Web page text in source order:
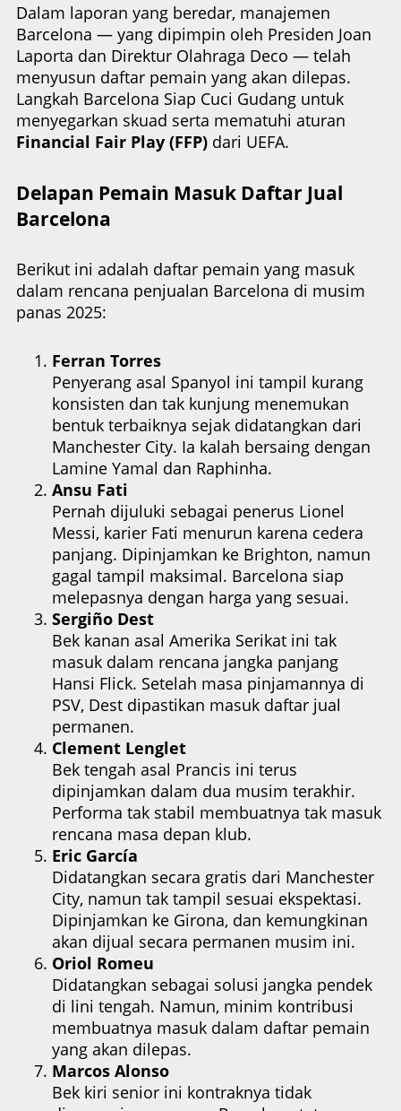
Dalam laporan yang beredar, manajemen
Barcelona — yang dipimpin oleh Presiden Joan
Laporta dan Direktur Olahraga Deco — telah
menyusun daftar pemain yang akan dilepas.
Langkah Barcelona Siap Cuci Gudang untuk
menyegarkan skuad serta mematuhi aturan
Financial Fair Play (FFP) dari UEFA.
Delapan Pemain Masuk Daftar Jual
Barcelona
Berikut ini adalah daftar pemain yang masuk
dalam rencana penjualan Barcelona di musim
panas 2025:
Ferran Torres
Penyerang asal Spanyol ini tampil kurang
konsisten dan tak kunjung menemukan
bentuk terbaiknya sejak didatangkan dari
Manchester City. Ia kalah bersaing dengan
Lamine Yamal dan Raphinha.
Ansu Fati
Pernah dijuluki sebagai penerus Lionel
Messi, karier Fati menurun karena cedera
panjang. Dipinjamkan ke Brighton, namun
gagal tampil maksimal. Barcelona siap
melepasnya dengan harga yang sesuai.
Sergiño Dest
Bek kanan asal Amerika Serikat ini tak
masuk dalam rencana jangka panjang
Hansi Flick. Setelah masa pinjamannya di
PSV, Dest dipastikan masuk daftar jual
permanen.
Clement Lenglet
Bek tengah asal Prancis ini terus
dipinjamkan dalam dua musim terakhir.
Performa tak stabil membuatnya tak masuk
rencana masa depan klub.
Eric García
Didatangkan secara gratis dari Manchester
City, namun tak tampil sesuai ekspektasi.
Dipinjamkan ke Girona, dan kemungkinan
akan dijual secara permanen musim ini.
Oriol Romeu
Didatangkan sebagai solusi jangka pendek
di lini tengah. Namun, minim kontribusi
membuatnya masuk dalam daftar pemain
yang akan dilepas.
Marcos Alonso
Bek kiri senior ini kontraknya tidak